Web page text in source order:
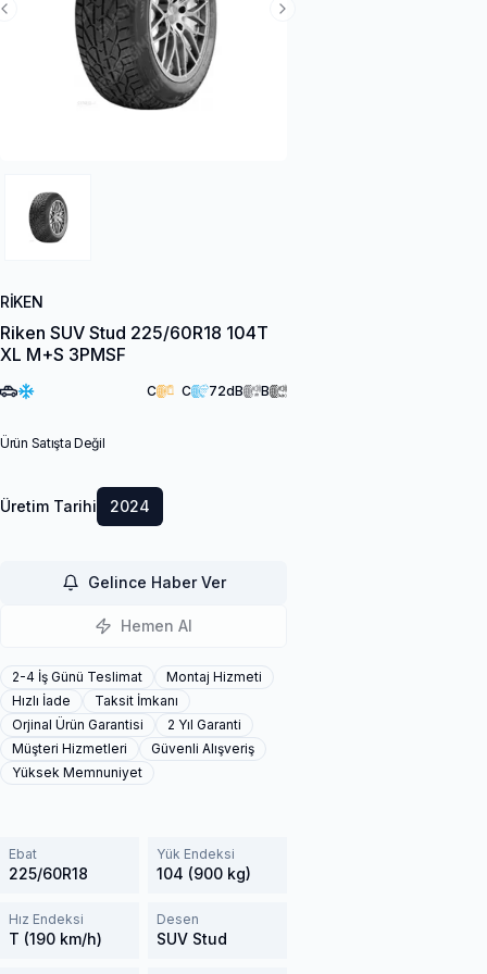
Next Slide
Previous Slide
RIKEN
Riken SUV Stud 225/60R18 104T
XL M+S 3PMSF
C C 72dB B
Ürün Satışta Değil
Üretim Tarihi 2024
Gelince Haber Ver
Hemen Al
2-4 İş Günü Teslimat
Montaj Hizmeti
Hızlı İade
Taksit İmkanı
Orjinal Ürün Garantisi
2 Yıl Garanti
Müşteri Hizmetleri
Güvenli Alışveriş
Yüksek Memnuniyet
Ebat
225/60R18
Yük Endeksi
104 (900 kg)
Hız Endeksi
T (190 km/h)
Desen
SUV Stud